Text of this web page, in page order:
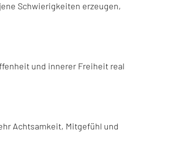
Schwierigkeiten erzeugen,
und innerer Freiheit real
Achtsamkeit, Mitgefühl und